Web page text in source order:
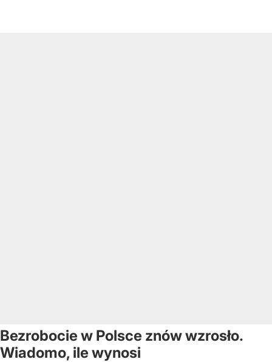
Bezrobocie w Polsce znów wzrosło.
Wiadomo, ile wynosi